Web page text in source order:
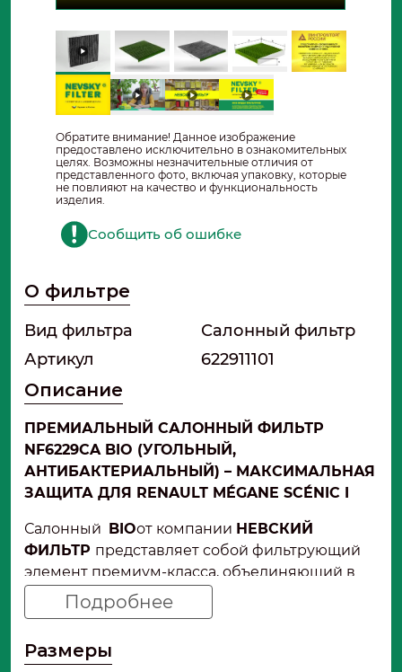
Обратите внимание! Данное изображение
предоставлено исключительно в ознакомительных
целях. Возможны незначительные отличия от
представленного фото, включая упаковку, которые
не повлияют на качество и функциональность
изделия.
Сообщить об ошибке
О фильтре
Вид фильтра
Салонный фильтр
Артикул
622911101
Описание
ПРЕМИАЛЬНЫЙ САЛОННЫЙ ФИЛЬТР
NF6229CA BIO (УГОЛЬНЫЙ,
АНТИБАКТЕРИАЛЬНЫЙ) – МАКСИМАЛЬНАЯ
ЗАЩИТА ДЛЯ RENAULT MÉGANE SCÉNIC I
Салонный BIOот компании НЕВСКИЙ
ФИЛЬТР представляет собой фильтрующий
элемент премиум-класса, объединяющий в
себе три уровня защиты: механическую
фильтрацию, угольную адсорбцию и
предназначен для очистки воздуха,
Подробнее
Размеры